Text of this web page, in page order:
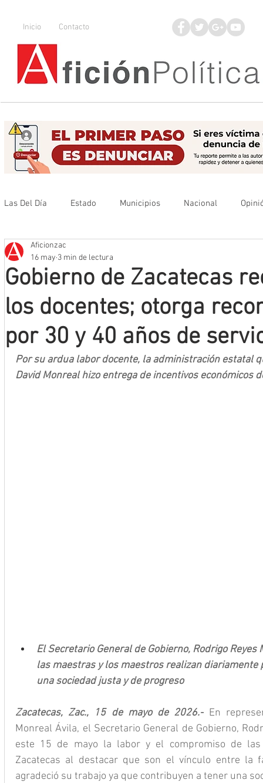
Inicio Contacto
Las Del Día Estado Municipios Nacional
Que no se olvide
Mineros LNBP
Gobierno de Zacatecas
los docentes; otorga
por 30 y 40 años de
Aficionzac
16 may 3 min de lectura
Por su ardua labor docente, la administración estatal
David Monreal hizo entrega de incentivos económicos
El Secretario General de Gobierno, Rodrigo
las maestras y los maestros realizan diariamente
una sociedad justa y de progreso
Zacatecas, Zac., 15 de mayo de 2026.- En
Monreal Ávila, el Secretario General de Gobierno,
este 15 de mayo la labor y el compromiso de
Zacatecas al destacar que son el vínculo entre la
agradeció su trabajo ya que contribuyen a tener una